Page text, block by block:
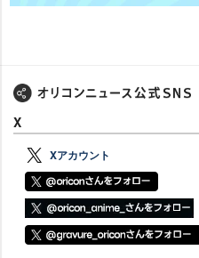
X
Xアカウント